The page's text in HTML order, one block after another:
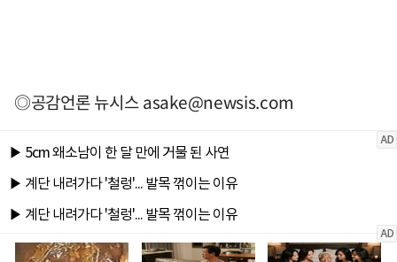
◎공감언론 뉴시스asake@newsis.com